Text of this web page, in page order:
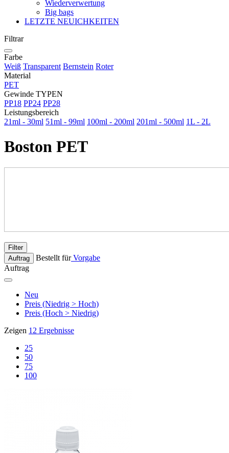
Wiederverwertung
Big bags
LETZTE NEUICHKEITEN
Filtrar
Farbe
Weiß Transparent Bernstein Roter
Material
PET
Gewinde TYPEN
PP18 PP24 PP28
Leistungsbereich
21ml - 30ml 51ml - 99ml 100ml - 200ml 201ml - 500ml 1L - 2L
Boston PET
Filter
Auftrag
Bestellt fürVorgabe
Auftrag
Neu
Preis (Niedrig > Hoch)
Preis (Hoch > Niedrig)
Zeigen 12 Ergebnisse
25
50
75
100